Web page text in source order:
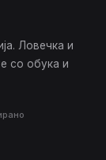
Ловечка и
со обука и